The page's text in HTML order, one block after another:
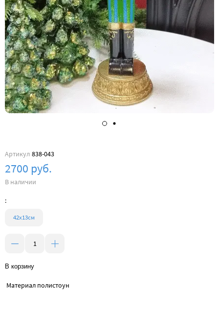
Артикул 838-043
2700 руб.
В наличии
:
42х13cм
В корзину
Материал полистоун